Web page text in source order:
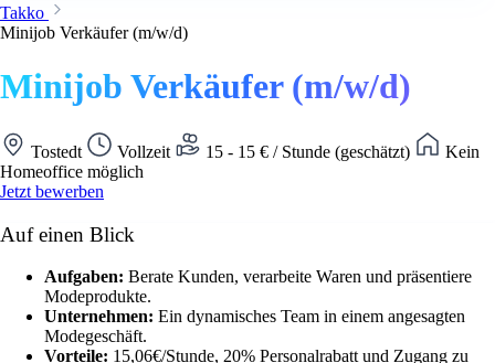
Takko
Minijob Verkäufer (m/w/d)
Minijob Verkäufer (m/w/d)
Tostedt Vollzeit 15 - 15 € / Stunde (geschätzt)
Kein
Homeoffice möglich
Jetzt bewerben
Auf einen Blick
Aufgaben: Berate Kunden, verarbeite Waren und präsentiere
Modeprodukte.
Unternehmen: Ein dynamisches Team in einem angesagten
Modegeschäft.
Vorteile: 15,06€/Stunde, 20% Personalrabatt und Zugang zu